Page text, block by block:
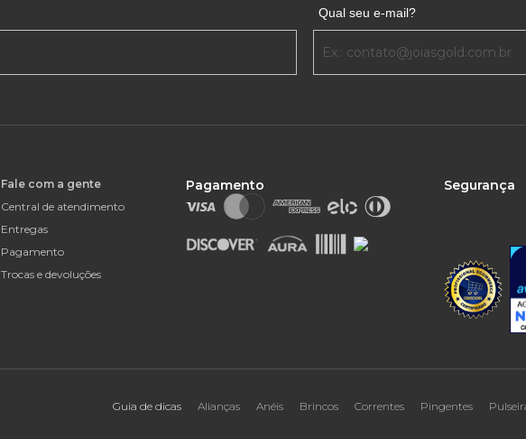
Qual seu e-mail?
Fale com a gente
Central de atendimento
Entregas
Pagamento
Trocas e devoluções
Pagamento Segurança
Guia de dicas Alianças Anéis Brincos Correntes Pingentes